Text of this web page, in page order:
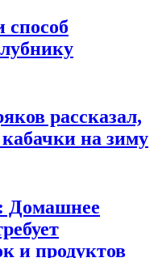
способ
рассказал,
на зиму
Домашнее
и продуктов